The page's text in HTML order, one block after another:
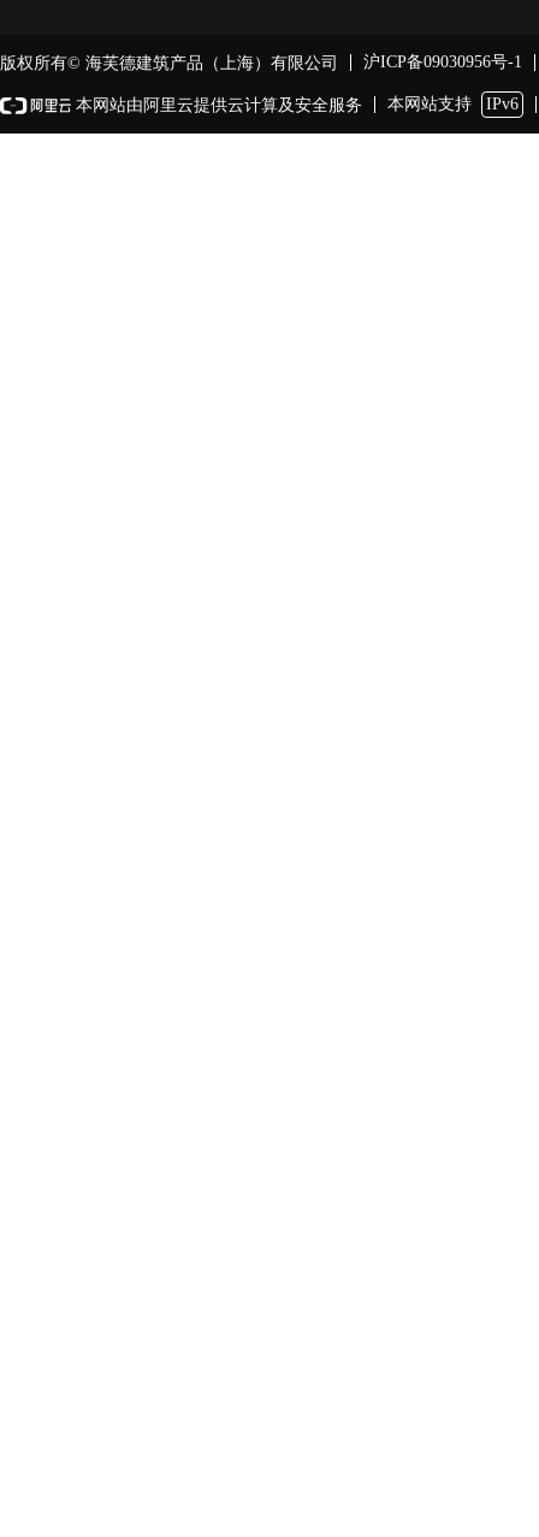
版权所有© 海芙德建筑产品（上海）有限公司 沪ICP备09030956号-1
本网站由阿里云提供云计算及安全服务 本网站支持 IPv6